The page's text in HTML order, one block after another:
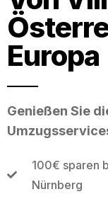
Europa
Genießen Sie
100€ sparen
Nürnberg